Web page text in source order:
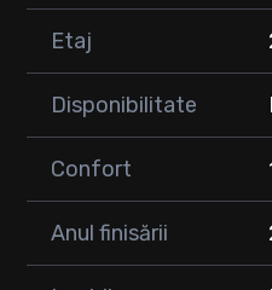
✨Locuinta dispune de
electrocasnice incastrate
📍 Apartamentul are
Etaj
Disponibilitate
Confort
Anul finisării